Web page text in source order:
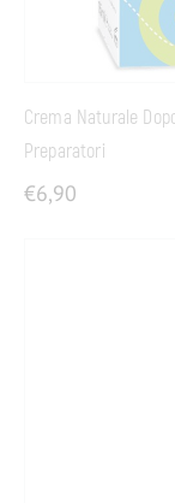
Crema Naturale
Preparatori
€6,90